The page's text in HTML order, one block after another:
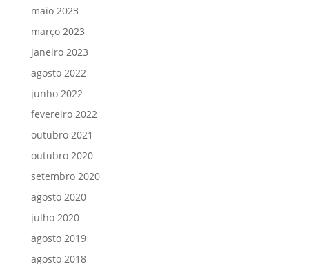
maio 2023
março 2023
janeiro 2023
agosto 2022
junho 2022
fevereiro 2022
outubro 2021
outubro 2020
setembro 2020
agosto 2020
julho 2020
agosto 2019
agosto 2018